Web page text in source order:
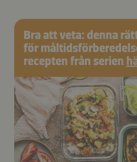
Bra att veta: denna
för
recepten från serien